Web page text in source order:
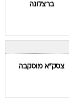
ברצלונה
צסק"א מוסקבה